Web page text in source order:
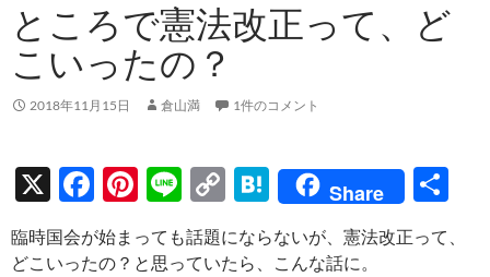
ところで憲法改正って、ど
こいったの？
2018年11月15日 倉山満 1件のコメント
X
F
ac
e
Pi
er
Li
n
e
C
o
p
H
at
e
Share
臨時国会が始まっても話題にならないが、憲法改正って、
どこいったの？と思っていたら、こんな話に。